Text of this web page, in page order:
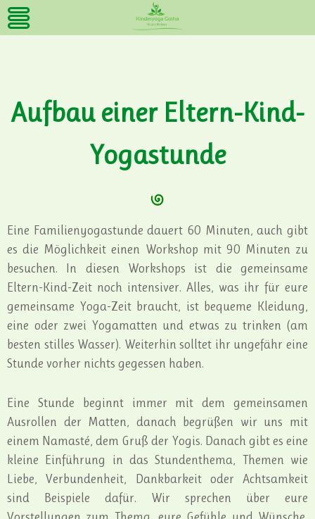
Aufbau einer Eltern-Kind-
Yogastunde
Eine Familienyogastunde dauert 60 Minuten, auch gibt
es die Möglichkeit einen Workshop mit 90 Minuten zu
besuchen. In diesen Workshops ist die gemeinsame
Eltern-Kind-Zeit noch intensiver. Alles, was ihr für eure
gemeinsame Yoga-Zeit braucht, ist bequeme Kleidung,
eine oder zwei Yogamatten und etwas zu trinken (am
besten stilles Wasser). Weiterhin solltet ihr ungefähr eine
Stunde vorher nichts gegessen haben.
Eine Stunde beginnt immer mit dem gemeinsamen
Ausrollen der Matten, danach begrüßen wir uns mit
einem Namasté, dem Gruß der Yogis. Danach gibt es eine
kleine Einführung in das Stundenthema, Themen wie
Liebe, Verbundenheit, Dankbarkeit oder Achtsamkeit
sind Beispiele dafür. Wir sprechen über eure